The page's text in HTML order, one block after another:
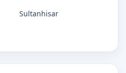
Sultanhisar